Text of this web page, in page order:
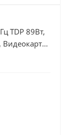
TDP 89Вт,
Видеокарта
SSD